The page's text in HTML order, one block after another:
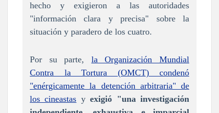
hecho y exigieron a las autoridades
"información clara y precisa" sobre la
situación y paradero de los cuatro.
Por su parte, la Organización Mundial
Contra la Tortura (OMCT) condenó
"enérgicamente la detención arbitraria" de
los cineastas yexigió "una investigación